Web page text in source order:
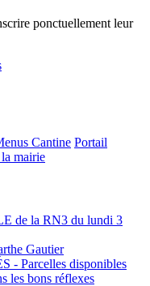
ponctuellement leur
Cantine Portail
mairie
de la RN3 du lundi 3
Gautier
- Parcelles disponibles
les bons réflexes